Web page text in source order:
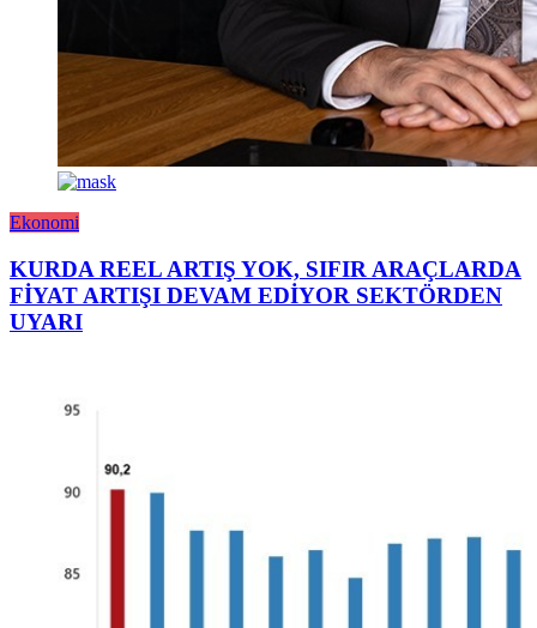
Ekonomi
KURDA REEL ARTIŞ YOK, SIFIR ARAÇLARDA
FİYAT ARTIŞI DEVAM EDİYOR SEKTÖRDEN
UYARI